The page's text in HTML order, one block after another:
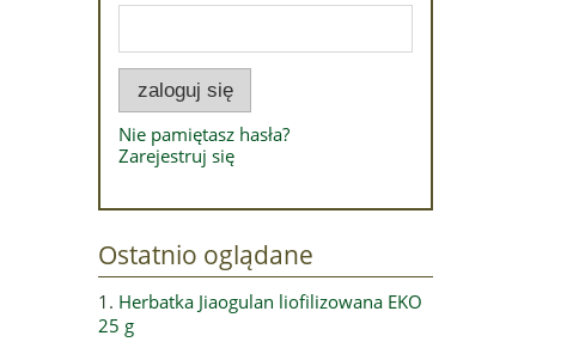
zaloguj się
Nie pamiętasz hasła?
Zarejestruj się
Ostatnio oglądane
Herbatka Jiaogulan liofilizowana EKO
25 g